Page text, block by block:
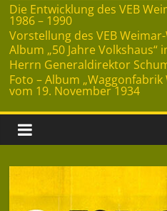
Die Entwicklung des VEB
1986 – 1990
Vorstellung des VEB
Album „50 Jahre Volkshaus“
Herrn Generaldirektor
Foto – Album „Waggonfabrik
vom 19. November 1934